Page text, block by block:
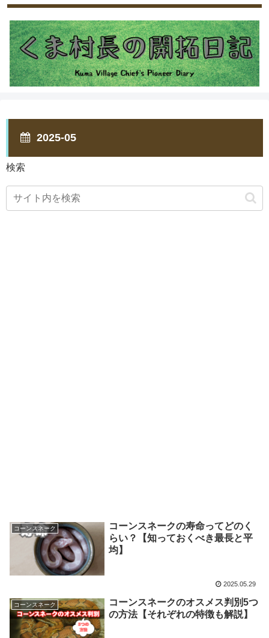
2025-05
検索
コーンスネーク
コーンスネークの寿命ってどのく
らい？【知っておくべき最長と平
均】
2025.05.29
コーンスネーク
コーンスネークのオスメス判別5つ
の方法【それぞれの特徴も解説】